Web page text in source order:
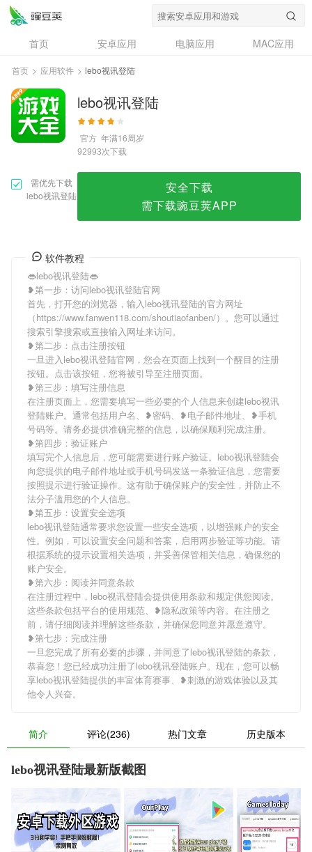
首页 安卓应用 电脑应用
MAC应用
资讯
专题
问答
首页 > 应用软件 > lebo视讯登陆
lebo视讯登陆
官方 年满16周岁
92993次下载
需优先下载
lebo视讯登陆
安全下载
需下载豌豆荚APP
软件教程
👄lebo视讯登陆👄
❥第一步：访问lebo视讯登陆官网
首先，打开您的浏览器，输入lebo视讯登陆的官方网址
（https://www.fanwen118.com/shoutiaofanben/）。您可以通过
搜索引擎搜索或直接输入网址来访问。
❥第二步：点击注册按钮
一旦进入lebo视讯登陆官网，您会在页面上找到一个醒目的注册
按钮。点击该按钮，您将被引导至注册页面。
❥第三步：填写注册信息
在注册页面上，您需要填写一些必要的个人信息来创建lebo视讯
登陆账户。通常包括用户名、❥密码、❥电子邮件地址、❥手机
号码等。请务必提供准确完整的信息，以确保顺利完成注册。
❥第四步：验证账户
填写完个人信息后，您可能需要进行账户验证。lebo视讯登陆会
向您提供的电子邮件地址或手机号码发送一条验证信息，您需要
按照提示进行验证操作。这有助于确保账户的安全性，并防止不
法分子滥用您的个人信息。
❥第五步：设置安全选项
lebo视讯登陆通常要求您设置一些安全选项，以增强账户的安全
性。例如，可以设置安全问题和答案，启用两步验证等功能。请
根据系统的提示设置相关选项，并妥善保管相关信息，确保您的
账户安全。
❥第六步：阅读并同意条款
在注册过程中，lebo视讯登陆会提供使用条款和规定供您阅读。
这些条款包括平台的使用规范、❥隐私政策等内容。在注册之
前，请仔细阅读并理解这些条款，并确保您同意并愿意遵守。
❥第七步：完成注册
一旦您完成了所有必要的步骤，并同意了lebo视讯登陆的条款，
恭喜您！您已经成功注册了lebo视讯登陆账户。现在，您可以畅
享lebo视讯登陆提供的丰富体育赛事、❥刺激的游戏体验以及其
他令人兴奋。
简介 评论(236) 热门文章 历史版本
lebo视讯登陆最新版截图